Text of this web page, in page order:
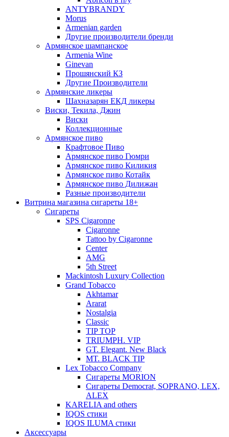
ANTYBRANDY
Morus
Armenian garden
Другие производители бренди
Армянское шампанское
Armenia Wine
Ginevan
Прошянский КЗ
Другие Производители
Армянские ликеры
Шахназарян ЕКД ликеры
Виски, Текила, Джин
Виски
Коллекционные
Армянское пиво
Крафтовое Пиво
Армянское пиво Гюмри
Армянское пиво Киликия
Армянское пиво Котайк
Армянское пиво Дилижан
Разные производители
Витрина магазина сигареты 18+
Cигареты
SPS Cigaronne
Сigaronne
Tattoo by Cigaronne
Center
AMG
5th Street
Mackintosh Luxury Collection
Grand Tobacco
Akhtamar
Ararat
Nostalgia
Classic
TIP TOP
TRIUMPH. VIP
GT. Elegant. New Black
MT. BLACK TIP
Lex Tobacco Company
Сигареты MORION
Сигареты Democrat, SOPRANO, LEX,
ALEX
KARELIA and others
IQOS стики
IQOS ILUMA стики
Аксессуары